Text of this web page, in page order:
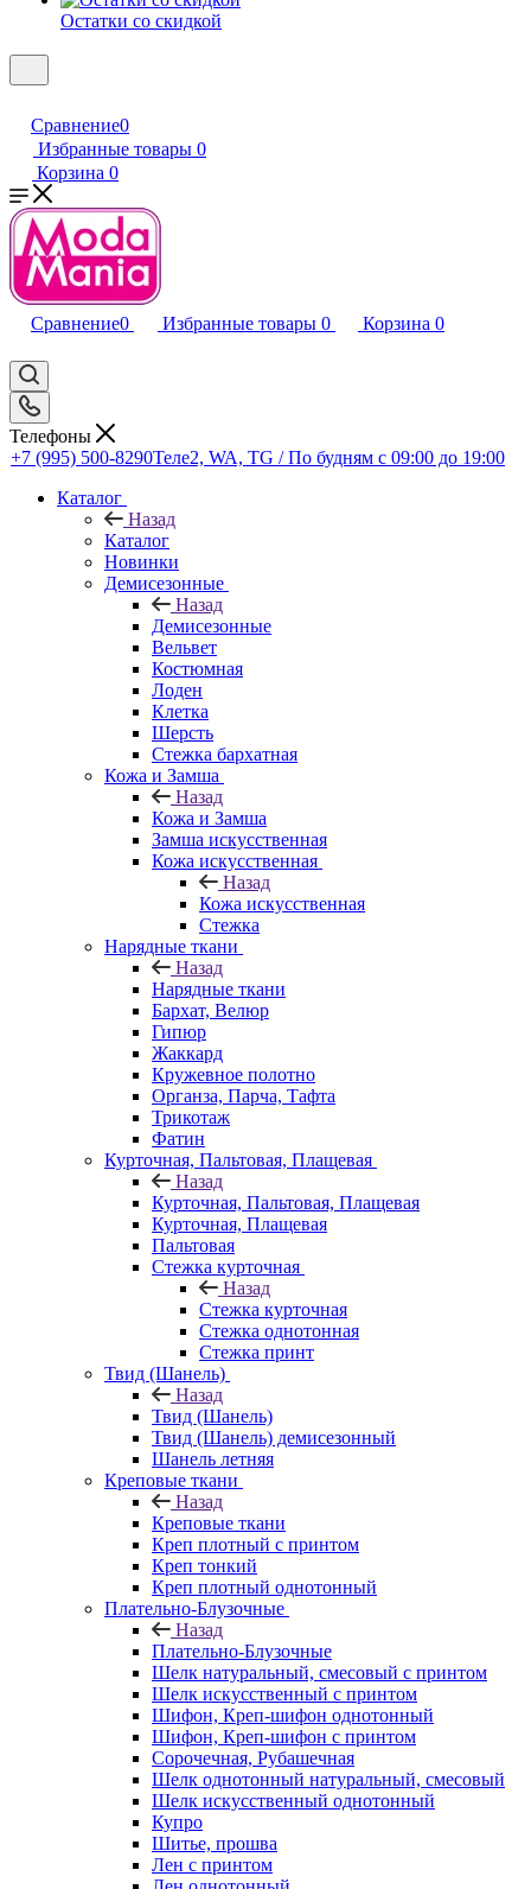
Остатки со скидкой
Сравнение0
Избранные товары 0
Корзина 0
Сравнение0 Избранные товары 0 Корзина 0
Телефоны
+7 (995) 500-8290Теле2, WA, TG / По будням c 09:00 до 19:00
Каталог
Назад
Каталог
Новинки
Демисезонные
Назад
Демисезонные
Вельвет
Костюмная
Лоден
Клетка
Шерсть
Стежка бархатная
Кожа и Замша
Назад
Кожа и Замша
Замша искусственная
Кожа искусственная
Назад
Кожа искусственная
Стежка
Нарядные ткани
Назад
Нарядные ткани
Бархат, Велюр
Гипюр
Жаккард
Кружевное полотно
Органза, Парча, Тафта
Трикотаж
Фатин
Курточная, Пальтовая, Плащевая
Назад
Курточная, Пальтовая, Плащевая
Курточная, Плащевая
Пальтовая
Стежка курточная
Назад
Стежка курточная
Стежка однотонная
Стежка принт
Твид (Шанель)
Назад
Твид (Шанель)
Твид (Шанель) демисезонный
Шанель летняя
Креповые ткани
Назад
Креповые ткани
Креп плотный с принтом
Креп тонкий
Креп плотный однотонный
Плательно-Блузочные
Назад
Плательно-Блузочные
Шелк натуральный, смесовый с принтом
Шелк искусственный с принтом
Шифон, Креп-шифон однотонный
Шифон, Креп-шифон с принтом
Сорочечная, Рубашечная
Шелк однотонный натуральный, смесовый
Шелк искусственный однотонный
Купро
Шитье, прошва
Лен с принтом